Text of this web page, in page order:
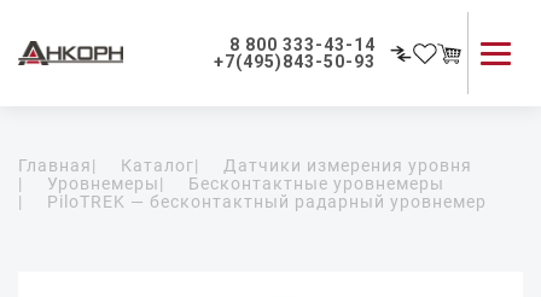
8 800 333-43-14
+7(495)843-50-93
Применение приборов
Как мы работаем
Главная| Каталог|
Датчики измерения уровня
|
Уровнемеры|
Бесконтактные уровнемеры
|
PiloTREK — бесконтактный радарный уровнемер